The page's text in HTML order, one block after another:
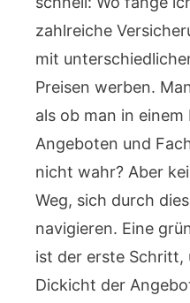
zahlreiche
mit
Preisen werben.
als ob man in
Angeboten und
nicht wahr? Aber
Weg, sich durch
navigieren. Eine
ist der erste Schritt,
Dickicht der